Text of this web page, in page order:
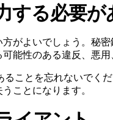
する必要が
がよいでしょう。秘
能性のある違反、悪用
ことを忘れないでく
ことになります。